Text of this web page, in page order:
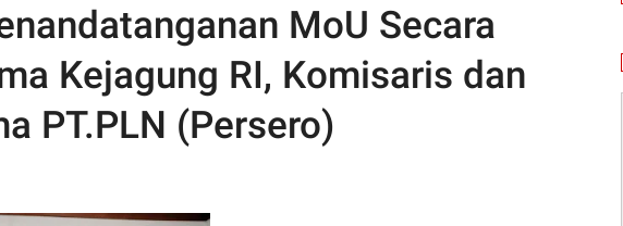
MoU Secara
Kejagung RI, Komisaris dan
PT.PLN (Persero)